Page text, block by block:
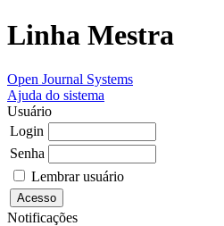
Linha Mestra
Open Journal Systems
Ajuda do sistema
Usuário
Login
Senha
Lembrar usuário
Notificações